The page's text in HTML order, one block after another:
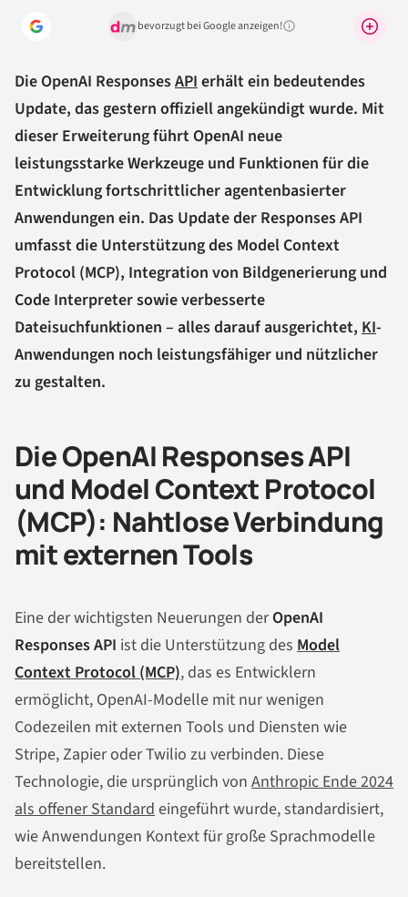
bevorzugt bei Google anzeigen!Warum lohnt sich das?
Die OpenAI ResponsesAPI erhält ein bedeutendes
Update, das gestern offiziell angekündigt wurde. Mit
dieser Erweiterung führt OpenAI neue
leistungsstarke Werkzeuge und Funktionen für die
Entwicklung fortschrittlicher agentenbasierter
Anwendungen ein. Das Update der Responses API
umfasst die Unterstützung des Model Context
Protocol (MCP), Integration von Bildgenerierung und
Code Interpreter sowie verbesserte
Dateisuchfunktionen – alles darauf ausgerichtet, KI-
Anwendungen noch leistungsfähiger und nützlicher
zu gestalten.
Die OpenAI Responses API
und Model Context Protocol
(MCP): Nahtlose Verbindung
mit externen Tools
Eine der wichtigsten Neuerungen derOpenAI
Responses API ist die Unterstützung des Model
Context Protocol (MCP), das es Entwicklern
ermöglicht, OpenAI-Modelle mit nur wenigen
Codezeilen mit externen Tools und Diensten wie
Stripe, Zapier oder Twilio zu verbinden. Diese
Technologie, die ursprünglich von Anthropic Ende 2024
als offener Standardeingeführt wurde, standardisiert,
wie Anwendungen Kontext für große Sprachmodelle
bereitstellen.